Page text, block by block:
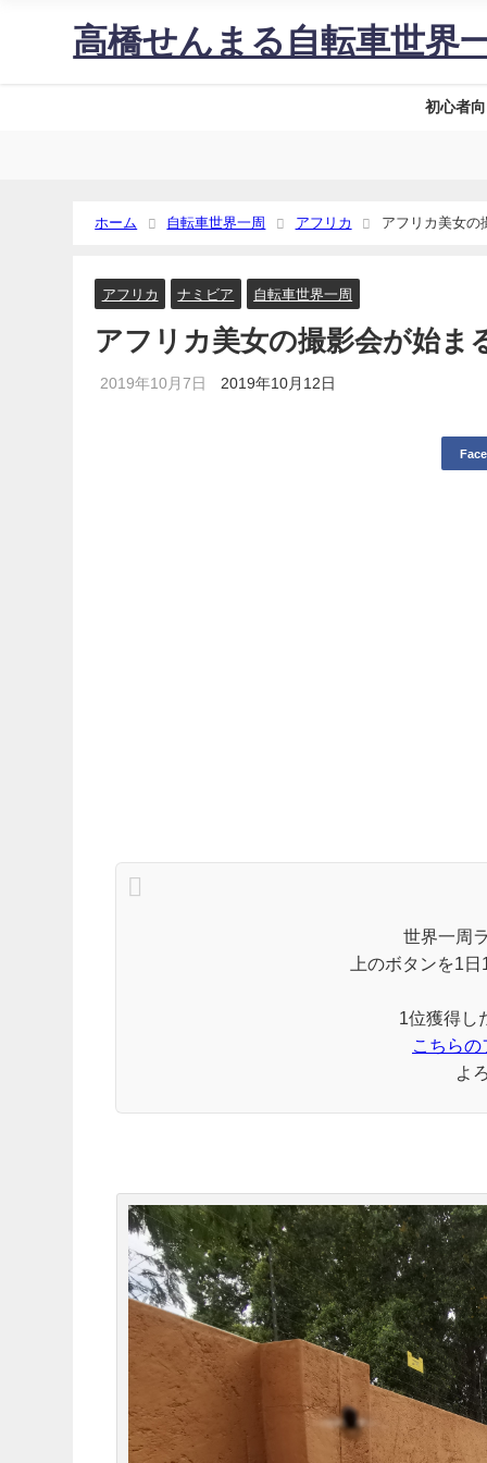
高橋せんまる自転車世界
初心者
ホーム 自転車世界一周 アフリカ アフリカ美女
アフリカ ナミビア 自転車世界一周
アフリカ美女の撮影会が始
2019年10月7日 2019年10月12日
世界一周
上のボタンを1
1位獲得し
こちら
よ